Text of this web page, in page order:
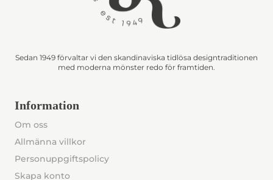
Sedan 1949 förvaltar vi den skandinaviska tidlösa designtraditionen
med moderna mönster redo för framtiden.
Information
Om oss
Allmänna villkor
Personuppgiftspolicy
Skapa konto